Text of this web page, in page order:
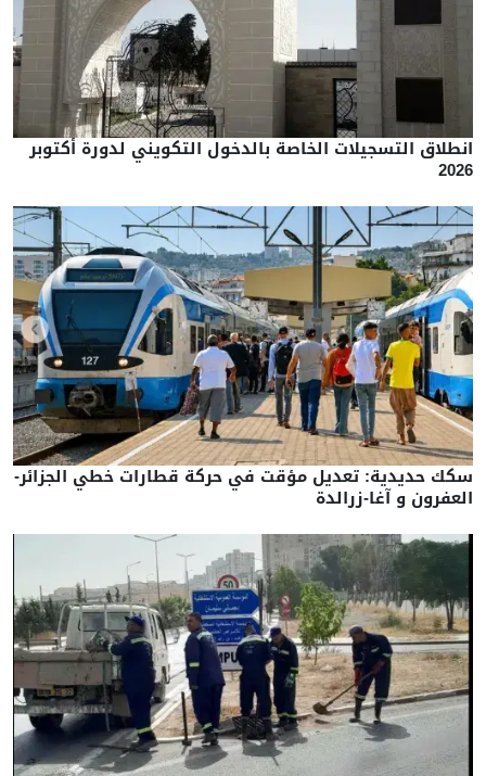
انطلاق التسجيلات الخاصة بالدخول التكويني لدورة أكتوبر
2026
سكك حديدية: تعديل مؤقت في حركة قطارات خطي الجزائر-
العفرون و آغا-زرالدة